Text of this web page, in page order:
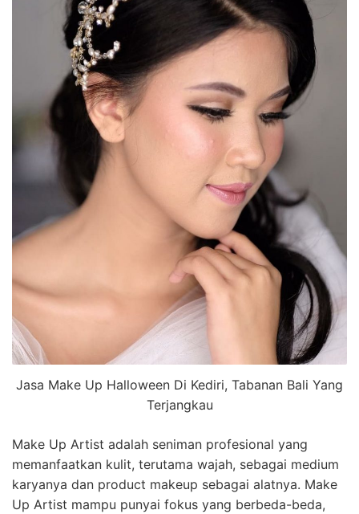
Jasa Make Up Halloween Di Kediri, Tabanan Bali Yang
Terjangkau
Make Up Artist adalah seniman profesional yang
memanfaatkan kulit, terutama wajah, sebagai medium
karyanya dan product makeup sebagai alatnya. Make
Up Artist mampu punyai fokus yang berbeda-beda,